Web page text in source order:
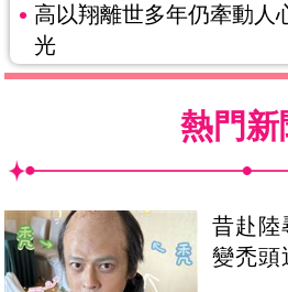
高以翔離世多年仍牽動人
光
熱門新
昔赴
變禿頭